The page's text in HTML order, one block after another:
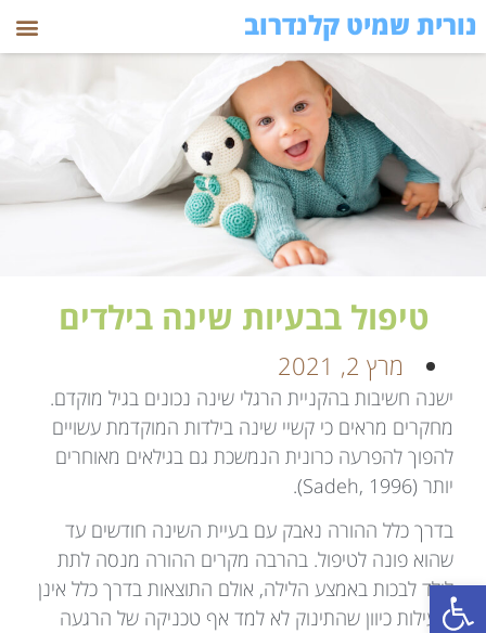
פתח סרגל נגישות
נורית שמיט קלנדרוב
טיפול בבעיות שינה בילדים
מרץ 2, 2021
ישנה חשיבות בהקניית הרגלי שינה נכונים בגיל מוקדם.
מחקרים מראים כי קשיי שינה בילדות המוקדמת עשויים
להפוך להפרעה כרונית הנמשכת גם בגילאים מאוחרים
יותר (Sadeh, 1996).
בדרך כלל ההורה נאבק עם בעיית השינה חודשים עד
שהוא פונה לטיפול. בהרבה מקרים ההורה מנסה לתת
לילד לבכות באמצע הלילה, אולם התוצאות בדרך כלל אינן
מועילות כיוון שהתינוק לא למד אף טכניקה של הרגעה